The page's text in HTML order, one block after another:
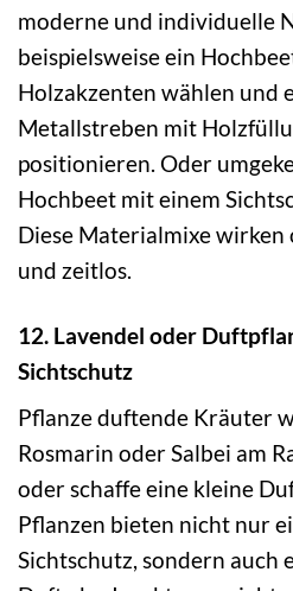
moderne und individuelle
beispielsweise ein
Holzakzenten wählen und
Metallstreben mit
positionieren. Oder
Hochbeet mit einem
Diese Materialmixe
und zeitlos.
12. Lavendel oder
Sichtschutz
Pflanze duftende Kräuter
Rosmarin oder Salbei am
oder schaffe eine kleine
Pflanzen bieten nicht nur
Sichtschutz, sondern auch